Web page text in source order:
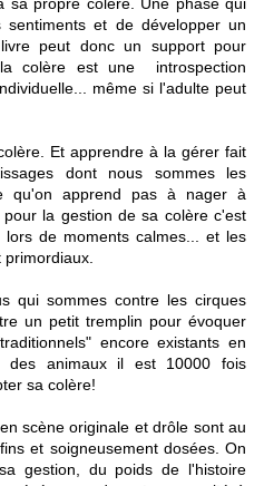
sentiments et de développer un
peut donc un support pour
colère est une introspection
même si l'adulte peut
Et apprendre à la gérer fait
dont nous sommes les
qu'on apprend pas à nager à
la gestion de sa colère c'est
de moments calmes... et les
qui sommes contre les cirques
un petit tremplin pour évoquer
encore existants en
des animaux il est 10000 fois
sa colère!
scène originale et drôle sont au
et soigneusement dosées. On
gestion, du poids de l'histoire